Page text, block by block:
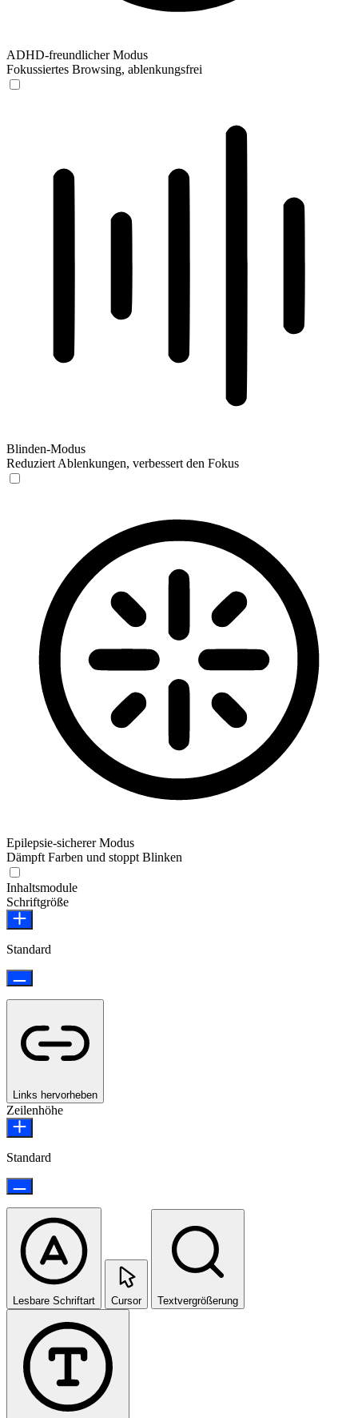
ADHD-freundlicher Modus
Fokussiertes Browsing, ablenkungsfrei
Blinden-Modus
Reduziert Ablenkungen, verbessert den Fokus
Epilepsie-sicherer Modus
Dämpft Farben und stoppt Blinken
Inhaltsmodule
Schriftgröße
Standard
Links hervorheben
Zeilenhöhe
Standard
Lesbare Schriftart Cursor Textvergrößerung